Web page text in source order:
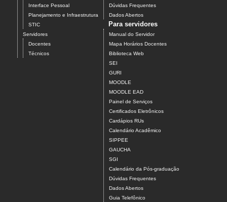
Interface Pessoal
Planejamento e Infraestrutura
STIC
Servidores
Docentes
Técnicos
Dúvidas Frequentes
Dados Abertos
Para servidores
Manual do Servidor
Mapa Horários Docentes
Biblioteca Web
SEI
GURI
MOODLE
MOODLE EAD
Painel de Serviços
Certificados Eletrônicos
Cardápios RUs
Calendário Acadêmico
SIPPEE
GAUCHA
SGI
Calendário da Pós-graduação
Dúvidas Frequentes
Dados Abertos
Guia Telefônico